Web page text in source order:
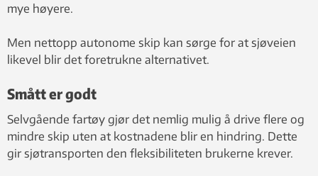
mye høyere.
Men nettopp autonome skip kan sørge for at sjøveien
likevel blir det foretrukne alternativet.
Smått er godt
Selvgående fartøy gjør det nemlig mulig å drive flere og
mindre skip uten at kostnadene blir en hindring. Dette
gir sjøtransporten den fleksibiliteten brukerne krever.